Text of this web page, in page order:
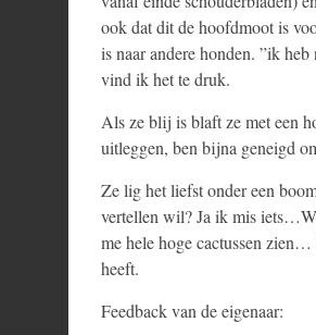
ook dat dit de hoofdmoot is
is naar andere honden. ”ik
vind ik het te druk.
Als ze blij is blaft ze met een
uitleggen, ben bijna geneigd
Ze lig het liefst onder een
vertellen wil? Ja ik mis
me hele hoge cactussen zien…
heeft.
Feedback van de eigenaar: